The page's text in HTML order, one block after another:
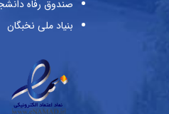
صندوق رفاه
بنیاد ملی نخبگان